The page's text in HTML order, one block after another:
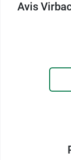
oligopeptide
issu de
taux dans
tension
Avis